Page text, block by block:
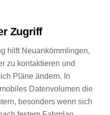
Zugriff
hilft Neuankömmlingen,
zu kontaktieren und
Pläne ändern. In
Datenvolumen die
besonders wenn sich